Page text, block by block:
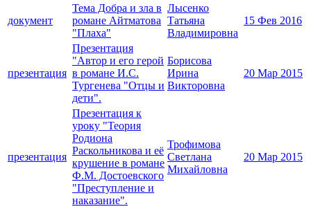
документ
Тема Добра и зла в
романе Айтматова
"Плаха"
Лысенко
Татьяна
Владимировна
15 Фев 2016
презентация
Презентация
"Автор и его герой
в романе И.С.
Тургенева "Отцы и
дети".
Борисова
Ирина
Викторовна
20 Мар 2015
презентация
Презентация к
уроку "Теория
Родиона
Раскольникова и её
крушение в романе
Ф.М. Достоевского
"Преступление и
наказание".
Трофимова
Светлана
Михайловна
20 Мар 2015